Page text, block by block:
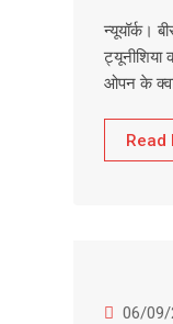
न्यूयॉर्क।
ओपन के
Read
06/09/